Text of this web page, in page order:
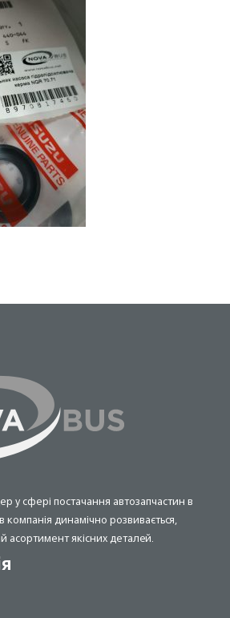
у сфері постачання автозапчастин в
компанія динамічно розвивається,
якісних деталей.